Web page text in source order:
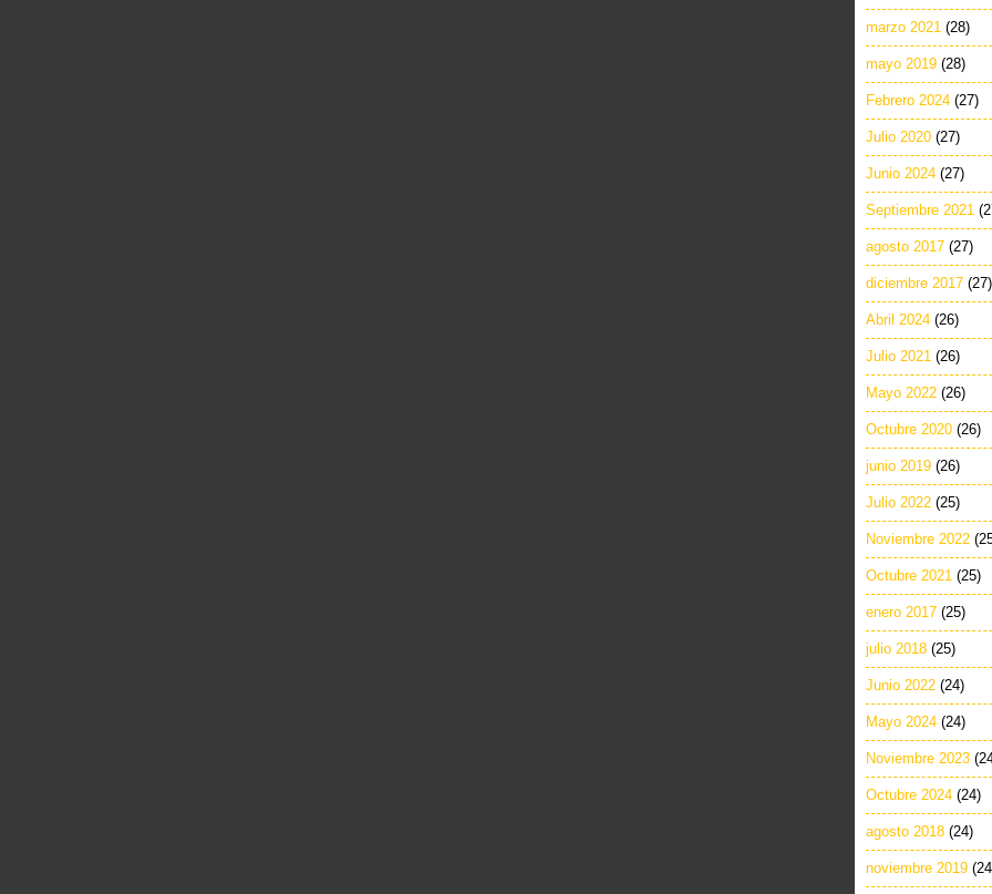
marzo 2021 (28)
mayo 2019 (28)
Febrero 2024 (27)
Julio 2020 (27)
Junio 2024 (27)
Septiembre 2021
agosto 2017 (27)
diciembre 2017 (27)
Abril 2024 (26)
Julio 2021 (26)
Mayo 2022 (26)
Octubre 2020 (26)
junio 2019 (26)
Julio 2022 (25)
Noviembre 2022
Octubre 2021 (25)
enero 2017 (25)
julio 2018 (25)
Junio 2022 (24)
Mayo 2024 (24)
Noviembre 2023
Octubre 2024 (24)
agosto 2018 (24)
noviembre 2019